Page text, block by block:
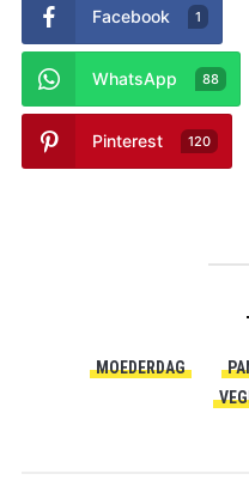
Facebook 1
WhatsApp 88
Pinterest 120
MOEDERDAG